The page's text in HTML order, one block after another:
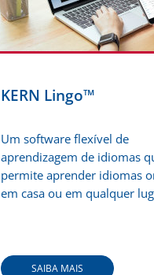
KERN Lingo™
Um software flexível de
aprendizagem de idiomas
permite aprender idiomas
em casa ou em qualquer
SAIBA MAIS